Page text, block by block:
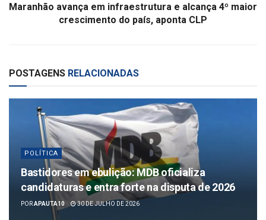
Maranhão avança em infraestrutura e alcança 4º maior
crescimento do país, aponta CLP
POSTAGENS RELACIONADAS
POLÍTICA
Bastidores em ebulição: MDB oficializa
candidaturas e entra forte na disputa de 2026
PORAPAUTA10 30 DE JULHO DE 2026